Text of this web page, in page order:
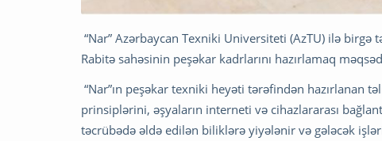
“Nar” Azərbaycan Texniki Universiteti (AzTU) ilə
Rabitə sahəsinin peşəkar kadrlarını hazırlamaq
“Nar”ın peşəkar texniki heyəti tərəfindən
prinsiplərini, əşyaların interneti və cihazlararası
təcrübədə əldə edilən biliklərə yiyələnir və gələcək